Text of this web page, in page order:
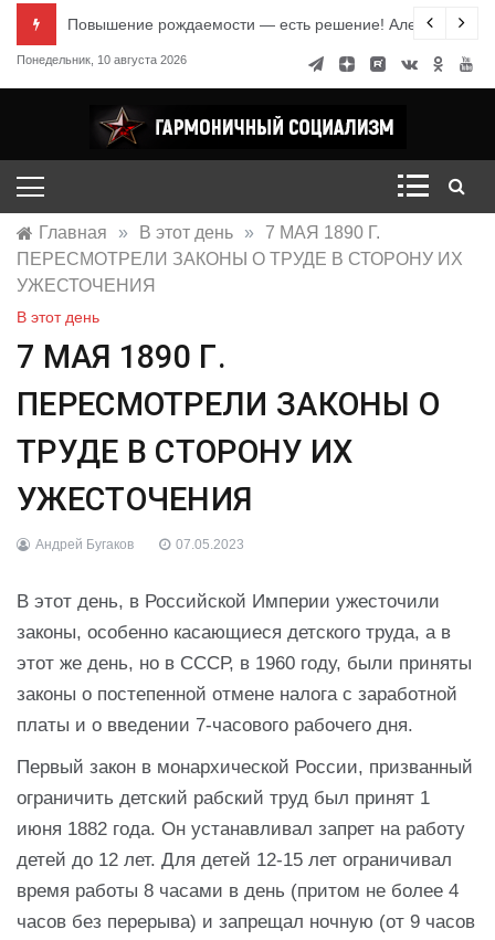
содержимому
Повышение рождаемости — есть решение! Александр
Понедельник, 10 августа 2026
Гармоничный социализм
портал движения
Главная » В этот день »
7 МАЯ 1890 Г.
ПЕРЕСМОТРЕЛИ ЗАКОНЫ О ТРУДЕ В СТОРОНУ ИХ
УЖЕСТОЧЕНИЯ
В этот день
7 МАЯ 1890 Г.
ПЕРЕСМОТРЕЛИ ЗАКОНЫ О
ТРУДЕ В СТОРОНУ ИХ
УЖЕСТОЧЕНИЯ
Андрей Бугаков 07.05.2023
В этот день, в Российской Империи ужесточили
законы, особенно касающиеся детского труда, а в
этот же день, но в СССР, в 1960 году, были приняты
законы о постепенной отмене налога с заработной
платы и о введении 7-часового рабочего дня.
Первый закон в монархической России, призванный
ограничить детский рабский труд был принят 1
июня 1882 года. Он устанавливал запрет на работу
детей до 12 лет. Для детей 12-15 лет ограничивал
время работы 8 часами в день (притом не более 4
часов без перерыва) и запрещал ночную (от 9 часов